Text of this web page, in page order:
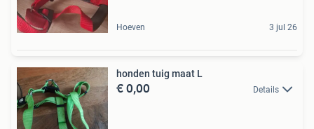
Hoeven 3 jul 26
honden tuig maat L
€ 0,00 Details